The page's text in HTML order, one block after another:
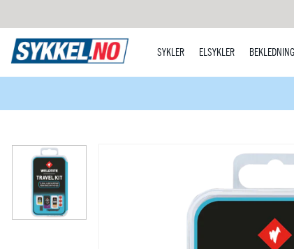
SYKLER ELSYKLER BEKLEDNING